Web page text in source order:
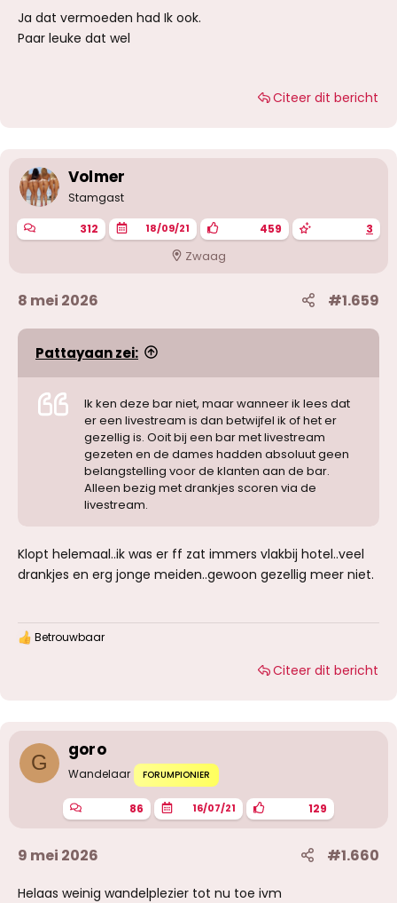
Ja dat vermoeden had Ik ook.
Paar leuke dat wel
Citeer dit bericht
Volmer
Stamgast
312 18/09/21 459 3
Zwaag
8 mei 2026 #1.659
Pattayaan zei:
Ik ken deze bar niet, maar wanneer ik lees dat
er een livestream is dan betwijfel ik of het er
gezellig is. Ooit bij een bar met livestream
gezeten en de dames hadden absoluut geen
belangstelling voor de klanten aan de bar.
Alleen bezig met drankjes scoren via de
livestream.
Klopt helemaal..ik was er ff zat immers vlakbij hotel..veel
drankjes en erg jonge meiden..gewoon gezellig meer niet.
W
n
g
Betrouwbaar
Citeer dit bericht
G
goro
Wandelaar FORUMPIONIER
86 16/07/21 129
9 mei 2026 #1.660
Helaas weinig wandelplezier tot nu toe ivm